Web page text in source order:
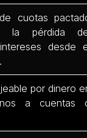
cuotas
la pérdida
desde
por dinero
a cuentas